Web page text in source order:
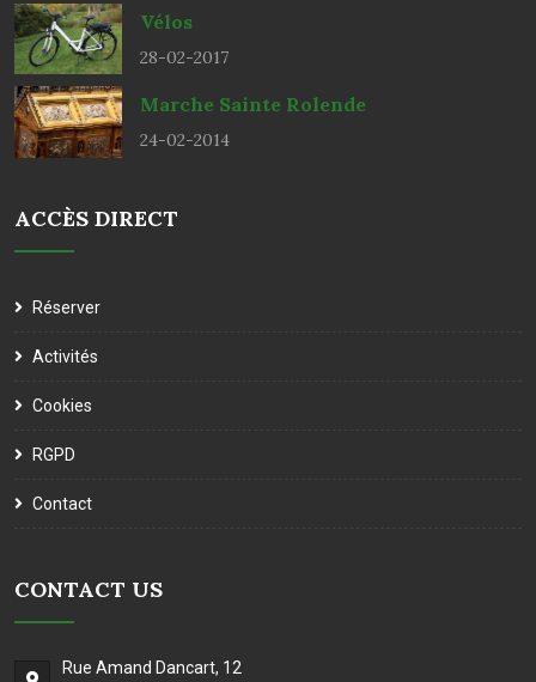
Vélos
28-02-2017
Marche Sainte Rolende
24-02-2014
ACCÈS DIRECT
Réserver
Activités
Cookies
RGPD
Contact
CONTACT US
Rue Amand Dancart, 12